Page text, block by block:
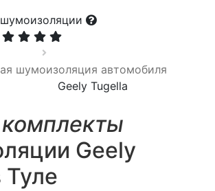
шумоизоляция автомобиля
Geely Tugella
Geely
Туле